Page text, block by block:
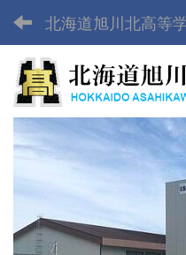
北海道旭川北高等